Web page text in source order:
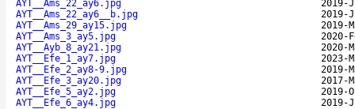
AYT__Ams_22_ay6.jpg
2019-
AYT__Ams_22_ay6__b.jpg
2019-
AYT__Ams_29_ay15.jpg
2019-
AYT__Ams_3_ay5.jpg
2020-
AYT__Ayb_8_ay21.jpg
2020-
AYT__Efe_1_ay7.jpg
2023-
AYT__Efe_2_ay8-9.jpg
2019-
AYT__Efe_3_ay20.jpg
2017-
AYT__Efe_5_ay2.jpg
2019-
AYT__Efe_6_ay4.jpg
2019-